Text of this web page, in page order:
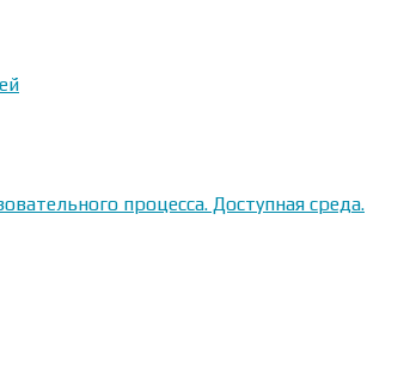
процесса. Доступная среда.